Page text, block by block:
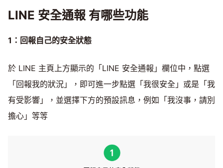
LINE 安全通報 有哪些功能
1：回報自己的安全狀態
於 LINE 主頁上方顯示的「LINE 安全通報」欄位中，點選
「回報我的狀況」，即可進一步點選「我很安全」或是「我
有受影響」，並選擇下方的預設訊息，例如「我沒事，請別
擔心」等等